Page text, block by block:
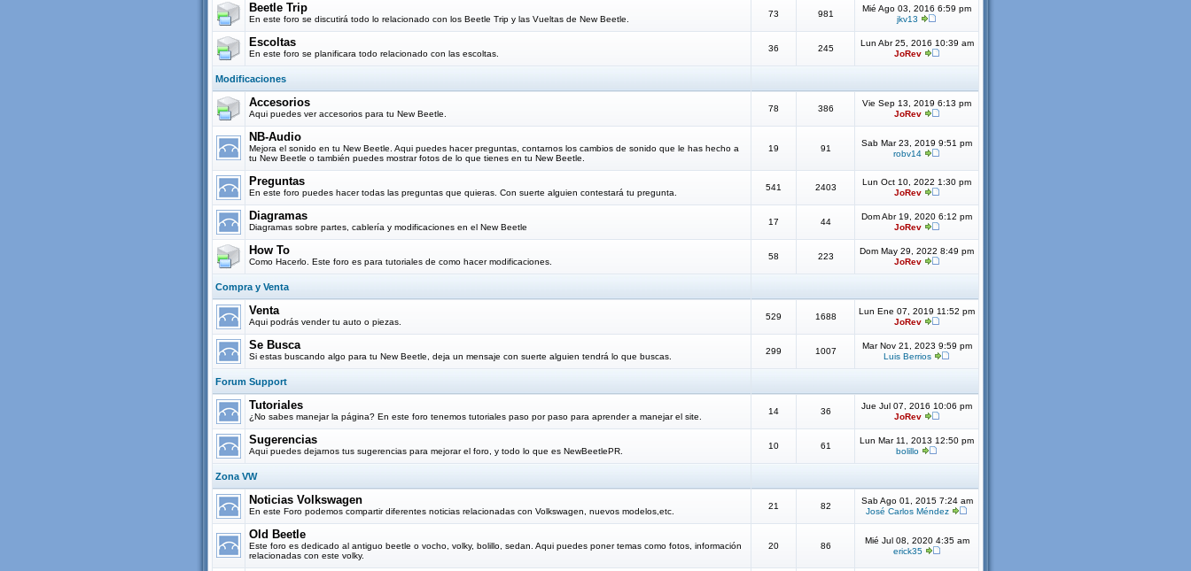
Beetle Trip
En este foro se discutirá todo lo relacionado con los Beetle Trip y las Vueltas de New Beetle.
73 981
Mié Ago 03, 2016 6:59 pm
jkv13
Escoltas
En este foro se planificara todo relacionado con las escoltas.
36 245
Lun Abr 25, 2016 10:39 am
JoRev
Modificaciones
Accesorios
Aqui puedes ver accesorios para tu New Beetle.
78 386
Vie Sep 13, 2019 6:13 pm
JoRev
NB-Audio
Mejora el sonido en tu New Beetle. Aqui puedes hacer preguntas, contarnos los cambios de sonido que le has hecho a
tu New Beetle o también puedes mostrar fotos de lo que tienes en tu New Beetle.
19 91
Sab Mar 23, 2019 9:51 pm
robv14
Preguntas
En este foro puedes hacer todas las preguntas que quieras. Con suerte alguien contestará tu pregunta.
541 2403
Lun Oct 10, 2022 1:30 pm
JoRev
Diagramas
Diagramas sobre partes, cablería y modificaciones en el New Beetle
17 44
Dom Abr 19, 2020 6:12 pm
JoRev
How To
Como Hacerlo. Este foro es para tutoriales de como hacer modificaciones.
58 223
Dom May 29, 2022 8:49 pm
JoRev
Compra y Venta
Venta
Aqui podrás vender tu auto o piezas.
529 1688
Lun Ene 07, 2019 11:52 pm
JoRev
Se Busca
Si estas buscando algo para tu New Beetle, deja un mensaje con suerte alguien tendrá lo que buscas.
299 1007
Mar Nov 21, 2023 9:59 pm
Luis Berrios
Forum Support
Tutoriales
¿No sabes manejar la página? En este foro tenemos tutoriales paso por paso para aprender a manejar el site.
14 36
Jue Jul 07, 2016 10:06 pm
JoRev
Sugerencias
Aqui puedes dejarnos tus sugerencias para mejorar el foro, y todo lo que es NewBeetlePR.
10 61
Lun Mar 11, 2013 12:50 pm
bolillo
Zona VW
Noticias Volkswagen
En este Foro podemos compartir diferentes noticias relacionadas con Volkswagen, nuevos modelos,etc.
21 82
Sab Ago 01, 2015 7:24 am
José Carlos Méndez
Old Beetle
Este foro es dedicado al antiguo beetle o vocho, volky, bolillo, sedan. Aqui puedes poner temas como fotos, información
relacionadas con este volky.
20 86
Mié Jul 08, 2020 4:35 am
erick35